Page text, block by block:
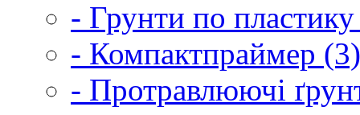
- Грунти по
- Компактпраймер (3)
- Протравлюючі